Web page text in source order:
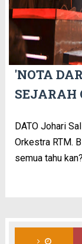
'NOTA
SEJARAH
DATO Johari
Orkestra RTM.
semua tahu